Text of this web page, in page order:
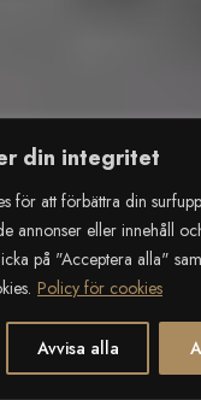
din integritet
för att förbättra din
annonser eller innehåll
på "Acceptera alla"
Policy för cookies
Avvisa alla